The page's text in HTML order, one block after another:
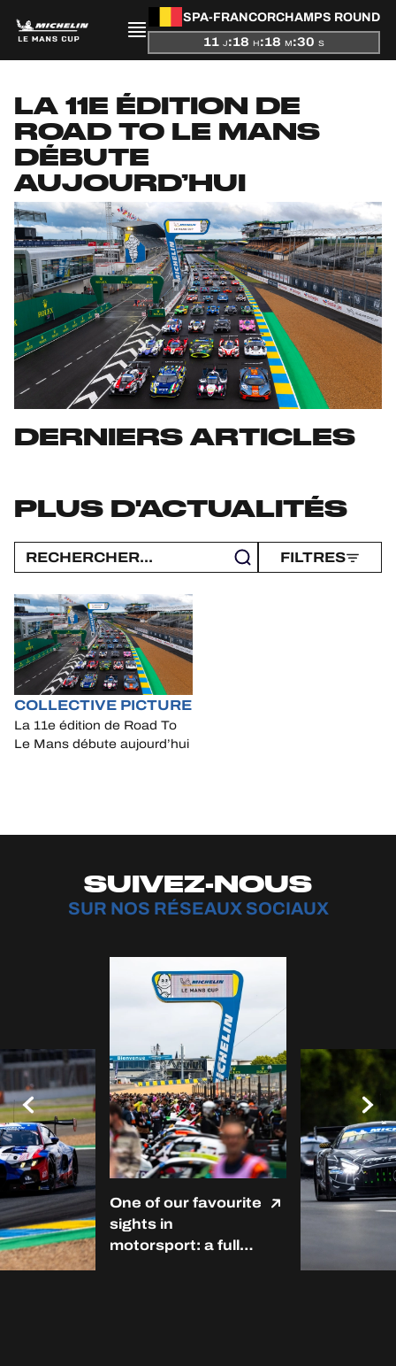
SPA-FRANCORCHAMPS ROUND
11 J:18 H:18 M:29 S
ACTUALITÉS
SAISON
CLASSEMENTS
RÉSULTATS
PARTICIPANTS
JEU OFFICIEL
HOSPITALITÉS
24H LEMANS
FIAWEC
ELMS
MLMC
ALMS
LA 11E ÉDITION DE
ROAD TO LE MANS
DÉBUTE
AUJOURD’HUI
DERNIERS ARTICLES
PLUS D'ACTUALITÉS
FILTRES
COLLECTIVE PICTURE
La 11e édition de Road To
Le Mans débute aujourd’hui
SUIVEZ-NOUS
SUR NOS RÉSEAUX SOCIAUX
One of our favourite
sights in
motorsport: a full